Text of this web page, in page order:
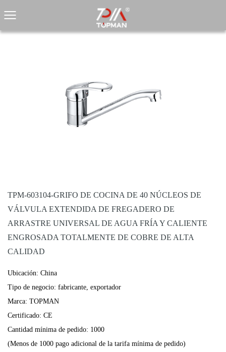
TPM-603104-GRIFO DE COCINA DE 40 NÚCLEOS DE
VÁLVULA EXTENDIDA DE FREGADERO DE
ARRASTRE UNIVERSAL DE AGUA FRÍA Y CALIENTE
ENGROSADA TOTALMENTE DE COBRE DE ALTA
CALIDAD
Ubicación: China
Tipo de negocio: fabricante, exportador
Marca: TOPMAN
Certificado: CE
Cantidad mínima de pedido: 1000
(Menos de 1000 pago adicional de la tarifa mínima de pedido)